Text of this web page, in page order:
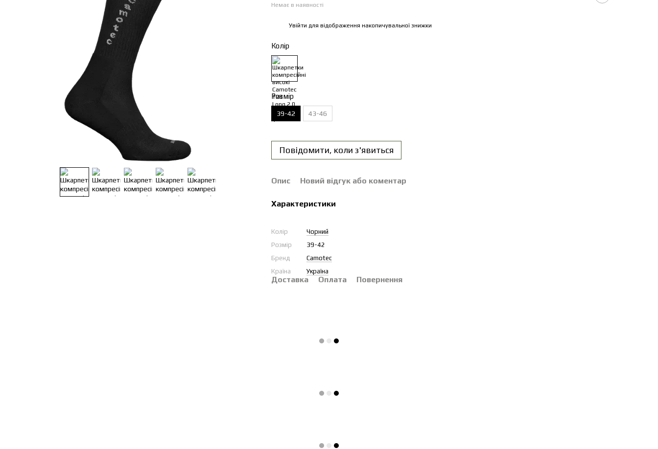
Немає в наявності
Увійти для відображення накопичувальної знижки
Колір
Розмір
39-42 43-46
Повідомити, коли з'явиться
Опис Новий відгук або коментар
Характеристики
Колір
Чорний
Розмір
39-42
Бренд
Camotec
Країна
Україна
Доставка Оплата Повернення